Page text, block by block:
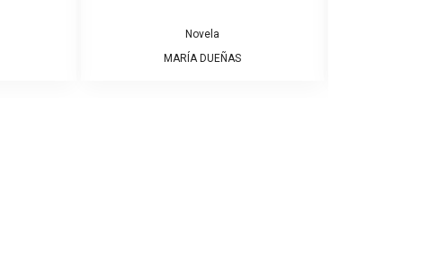
Novela
MARÍA DUEÑAS